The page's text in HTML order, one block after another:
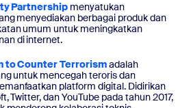
Partnership menyatukan
menyediakan berbagai produk dan
umum untuk meningkatkan
di internet.
to Counter Terrorismadalah
untuk mencegah teroris dan
platform digital. Didirikan
Twitter, dan YouTube pada tahun 2017,